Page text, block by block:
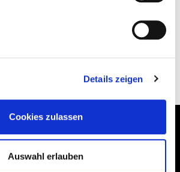
Details zeigen
Cookies zulassen
Auswahl erlauben